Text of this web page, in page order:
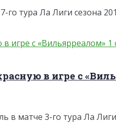
го тура Ла Лиги сезона
в игре с
в матче 3-го тура Ла